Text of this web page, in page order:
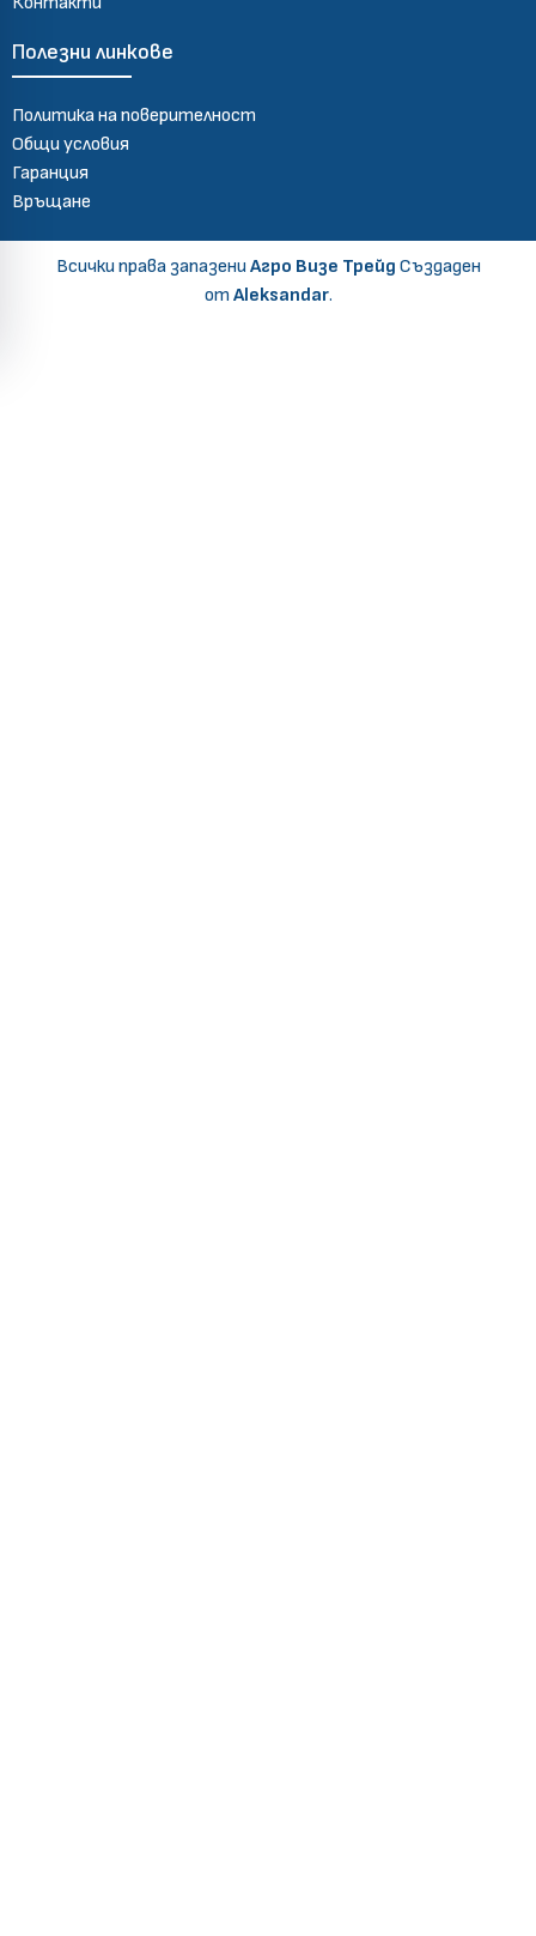
Полезни линкове
Политика на поверителност
Общи условия
Гаранция
Връщане
Всички права запазениАгро Визе Трейд Създаден
от Aleksandar.